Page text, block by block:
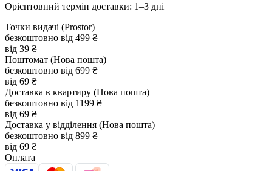
Орієнтовний термін доставки: 1–3 дні
Точки видачі (Prostor)
безкоштовно від 499 ₴
від 39 ₴
Поштомат (Нова пошта)
безкоштовно від 699 ₴
від 69 ₴
Доставка в квартиру (Нова пошта)
безкоштовно від 1199 ₴
від 69 ₴
Доставка у відділення (Нова пошта)
безкоштовно від 899 ₴
від 69 ₴
Оплата